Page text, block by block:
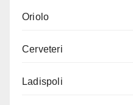
Oriolo
Cerveteri
Ladispoli